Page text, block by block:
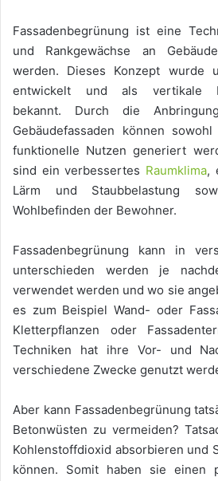
Fassadenbegrünung ist eine
und Rankgewächse an
werden. Dieses Konzept wurde
entwickelt und als vertikale
bekannt. Durch die
Gebäudefassaden können
funktionelle Nutzen generiert
sind ein verbessertes Raumklima,
Lärm und Staubbelastung
Wohlbefinden der Bewohner.
Fassadenbegrünung kann in
unterschieden werden je
verwendet werden und wo sie
es zum Beispiel Wand- oder
Kletterpflanzen oder
Techniken hat ihre Vor- und
verschiedene Zwecke genutzt
Aber kann Fassadenbegrünung
Betonwüsten zu vermeiden?
Kohlenstoffdioxid absorbieren und
können. Somit haben sie einen